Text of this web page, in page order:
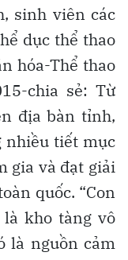
sinh viên các
dục thể thao
hóa-Thể thao
chia sẻ: Từ
địa bàn tỉnh,
nhiều tiết mục
gia và đạt giải
quốc. “Con
là kho tàng vô
là nguồn cảm